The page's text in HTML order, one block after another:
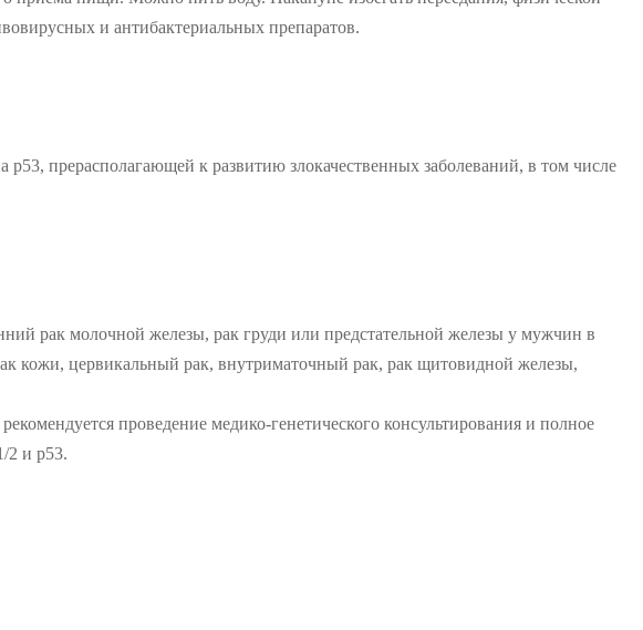
и антибактериальных препаратов.
прерасполагающей к развитию злокачественных заболеваний, в том числе
рак молочной железы, рак груди или предстательной железы у мужчин в
кожи, цервикальный рак, внутриматочный рак, рак щитовидной железы,
проведение медико-генетического консультирования и полное
2 и p53.